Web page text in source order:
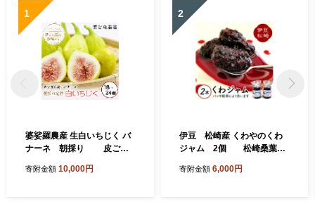
1
婆娑羅農産 生白いちじく バ
ナーネ 朝採り 皮ごと
子 デザート スイーツ 料理 サ
寄附金額 10,000円
2
伊豆 松崎産 くわやのくわ
ジャム 2個 松崎桑葉フ
む 果肉 朝食 朝ごはん ヨーグ
寄附金額 6,000円